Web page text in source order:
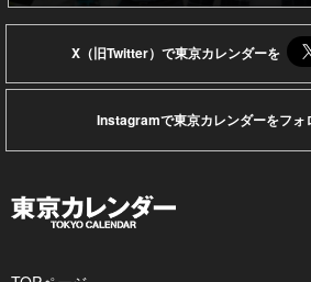
X（旧Twitter）で東京カレンダーを
Instagramで東京カレンダーをフォ